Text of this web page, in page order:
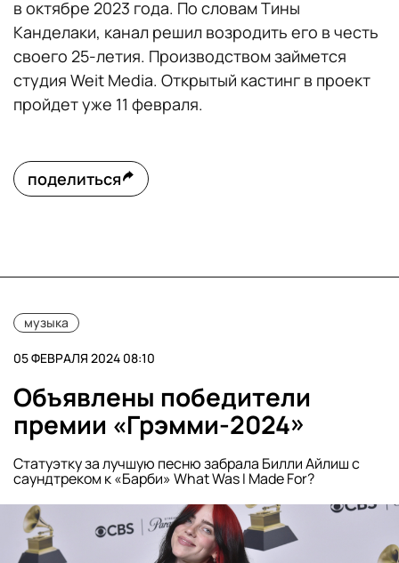
в октябре 2023 года. По словам Тины
Канделаки, канал решил возродить его в честь
своего 25-летия. Производством займется
студия Weit Media. Открытый кастинг в проект
пройдет уже 11 февраля.
поделиться
музыка
05 ФЕВРАЛЯ 2024 08:10
Объявлены победители
премии «Грэмми-2024»
Статуэтку за лучшую песню забрала Билли Айлиш с
саундтреком к «Барби» What Was I Made For?